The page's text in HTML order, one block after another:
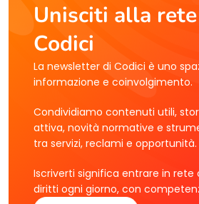
Unisciti alla
Codici
La newsletter di Codici è uno
informazione e coinvolgimento.
Condividiamo contenuti utili,
attiva, novità normative e
tra servizi, reclami e opportunità.
Iscriverti significa entrare in rete
diritti ogni giorno, con